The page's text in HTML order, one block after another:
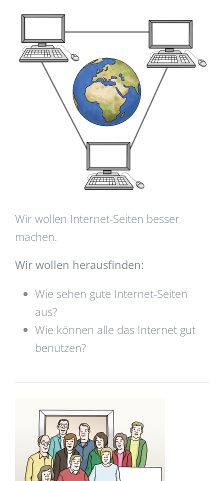
Wir wollen Internet-Seiten besser
machen.
Wir wollen herausfinden:
Wie sehen gute Internet-Seiten
aus?
Wie können alle das Internet gut
benutzen?